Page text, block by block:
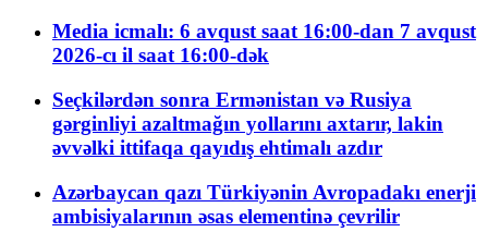
Media icmalı: 6 avqust saat 16:00-dan 7 avqust
2026-cı il saat 16:00-dək
Seçkilərdən sonra Ermənistan və Rusiya
gərginliyi azaltmağın yollarını axtarır, lakin
əvvəlki ittifaqa qayıdış ehtimalı azdır
Azərbaycan qazı Türkiyənin Avropadakı enerji
ambisiyalarının əsas elementinə çevrilir